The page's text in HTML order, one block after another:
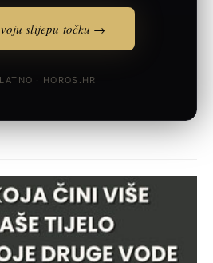
slijepu točku →
· HOROS.HR